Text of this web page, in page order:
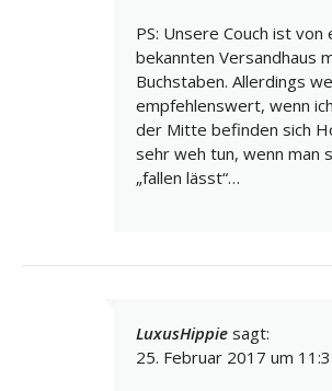
PS: Unsere Couch ist von
bekannten Versandhaus
Buchstaben. Allerdings
empfehlenswert, wenn
der Mitte befinden sich
sehr weh tun, wenn man
„fallen lässt“…
LuxusHippie sagt:
25. Februar 2017 um